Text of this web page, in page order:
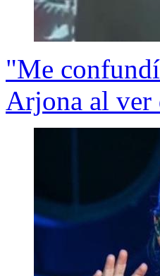
"Me
Arjona al ver